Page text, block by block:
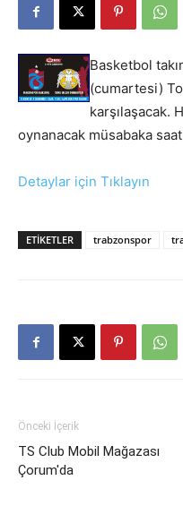
Basketbol
(cumartesi)
karşılaşacak.
oynanacak müsabaka saat
Detaylar için Tıklayın
ETIKETLER trabzonspor
Önceki İçerik
TS Club Mobil Mağazası
Çorum'da